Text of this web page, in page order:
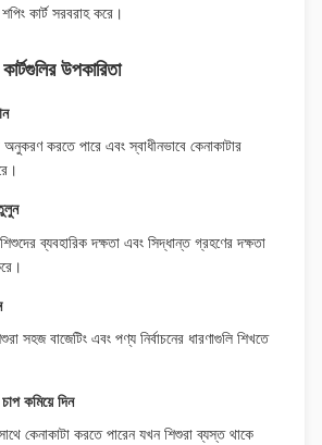
কার্ট সরবরাহ করে।
উপকারিতা
করতে পারে এবং স্বাধীনভাবে কেনাকাটার
শিশুদের ব্যবহারিক দক্ষতা এবং সিদ্ধান্ত গ্রহণের দক্ষতা
সহজ বাজেটিং এবং পণ্য নির্বাচনের ধারণাগুলি শিখতে
চাপ কমিয়ে দিন
কেনাকাটা করতে পারেন যখন শিশুরা ব্যস্ত থাকে